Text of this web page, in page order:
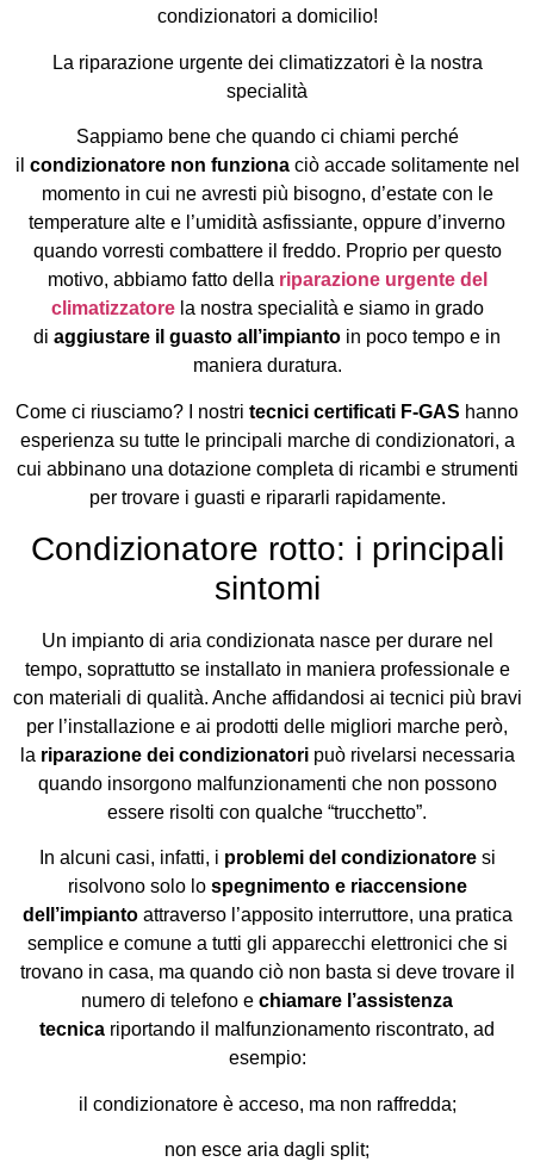
condizionatori a domicilio!
La riparazione urgente dei climatizzatori è la nostra
specialità
Sappiamo bene che quando ci chiami perché
il condizionatore non funzionaciò accade solitamente nel
momento in cui ne avresti più bisogno, d’estate con le
temperature alte e l’umidità asfissiante, oppure d’inverno
quando vorresti combattere il freddo. Proprio per questo
motivo, abbiamo fatto della riparazione urgente del
climatizzatorela nostra specialità e siamo in grado
di aggiustare il guasto all’impianto in poco tempo e in
maniera duratura.
Come ci riusciamo? I nostri tecnici certificati F-GAS hanno
esperienza su tutte le principali marche di condizionatori, a
cui abbinano una dotazione completa di ricambi e strumenti
per trovare i guasti e ripararli rapidamente.
Condizionatore rotto: i principali
sintomi
Un impianto di aria condizionata nasce per durare nel
tempo, soprattutto se installato in maniera professionale e
con materiali di qualità. Anche affidandosi ai tecnici più bravi
per l’installazione e ai prodotti delle migliori marche però,
la riparazione dei condizionatoripuò rivelarsi necessaria
quando insorgono malfunzionamenti che non possono
essere risolti con qualche “trucchetto”.
In alcuni casi, infatti, i problemi del condizionatoresi
risolvono solo lo spegnimento e riaccensione
dell’impiantoattraverso l’apposito interruttore, una pratica
semplice e comune a tutti gli apparecchi elettronici che si
trovano in casa, ma quando ciò non basta si deve trovare il
numero di telefono e chiamare l’assistenza
tecnica riportando il malfunzionamento riscontrato, ad
esempio:
il condizionatore è acceso, ma non raffredda;
non esce aria dagli split;